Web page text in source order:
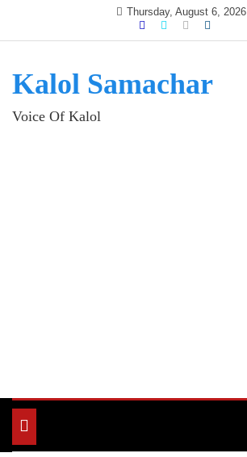
Thursday, August 6, 2026
Kalol Samachar
Voice Of Kalol
Toggle
navigation